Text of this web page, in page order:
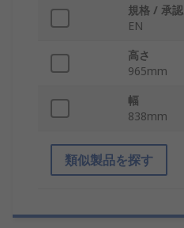
規格 / 承認
EN
高さ
965mm
幅
838mm
類似製品を探す